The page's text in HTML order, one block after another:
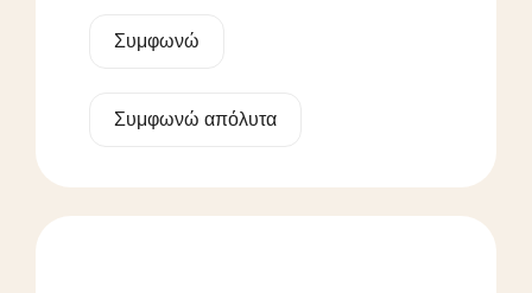
Συμφωνώ
Συμφωνώ απόλυτα